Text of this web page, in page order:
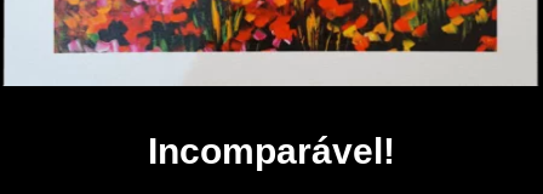
Incomparável!